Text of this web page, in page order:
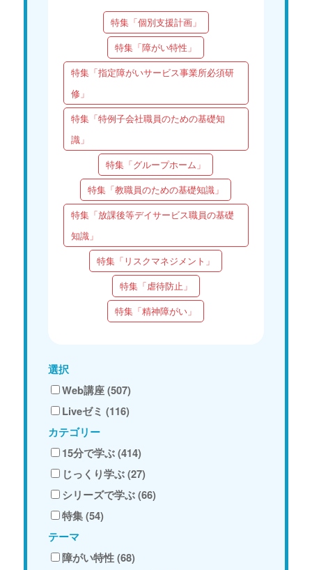
特集「個別支援計画」
特集「障がい特性」
特集「指定障がいサービス事業所必須研
修」
特集「特例子会社職員のための基礎知
識」
特集「グループホーム」
特集「教職員のための基礎知識」
特集「放課後等デイサービス職員の基礎
知識」
特集「リスクマネジメント」
特集「虐待防止」
特集「精神障がい」
選択
Web講座 (507)
Liveゼミ (116)
カテゴリー
15分で学ぶ (414)
じっくり学ぶ (27)
シリーズで学ぶ (66)
特集 (54)
テーマ
障がい特性 (68)